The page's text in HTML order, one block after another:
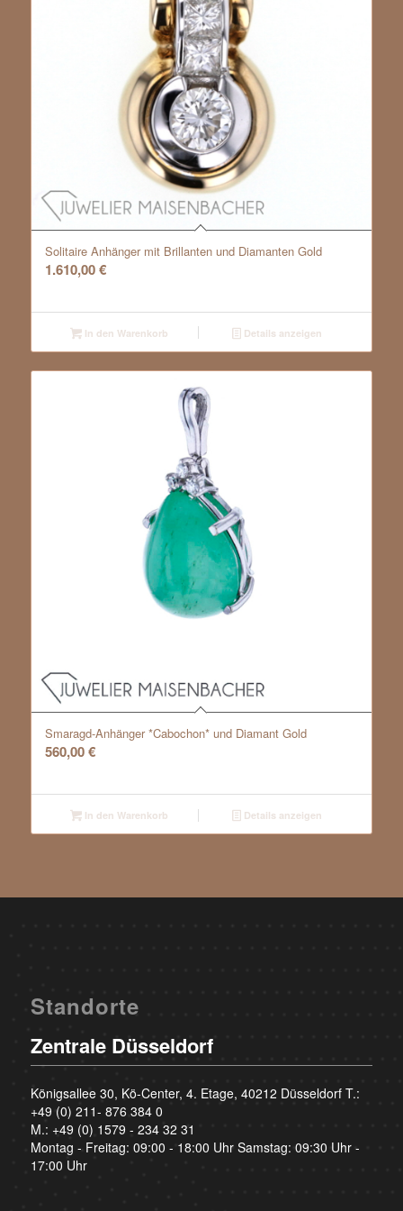
Solitaire Anhänger mit Brillanten und Diamanten Gold
1.610,00€
In den Warenkorb Details anzeigen
Smaragd-Anhänger *Cabochon* und Diamant Gold
560,00€
In den Warenkorb Details anzeigen
Standorte
Zentrale Düsseldorf
Königsallee 30, Kö-Center, 4. Etage, 40212 Düsseldorf T.:
+49 (0) 211- 876 384 0
M.: +49 (0) 1579 - 234 32 31
Montag - Freitag: 09:00 - 18:00 Uhr Samstag: 09:30 Uhr -
17:00 Uhr